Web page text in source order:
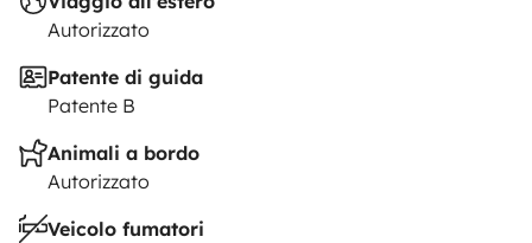
Autorizzato
Patente di guida
Patente B
Animali a bordo
Autorizzato
Veicolo fumatori